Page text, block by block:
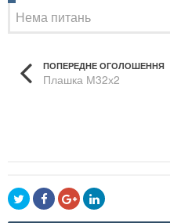
Нема питань
ПОПЕРЕДНЕ ОГОЛОШЕННЯ
Плашка М32х2